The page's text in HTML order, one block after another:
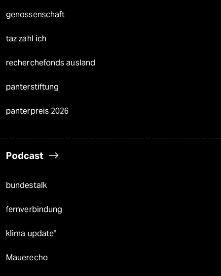
genossenschaft
taz zahl ich
recherchefonds ausland
panterstiftung
panterpreis 2026
Podcast
bundestalk
fernverbindung
klima update°
Mauerecho